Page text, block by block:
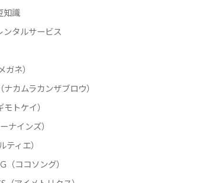
知識
タルサービス
ネ）
カムラカンザブロウ）
トケイ）
ナインズ）
ィエ）
（ココソング）